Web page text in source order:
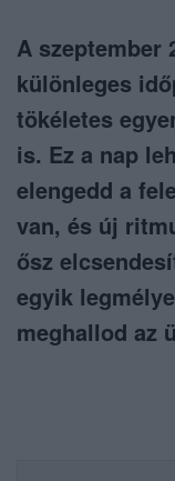
A szeptember
különleges
tökéletes
is. Ez a nap
elengedd a
van, és új
ősz
egyik
meghallod az